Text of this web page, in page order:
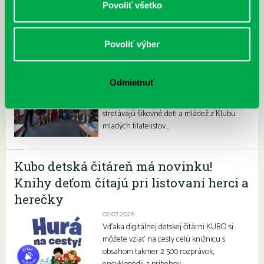
Povoliť všetko
Povoliť výber
Odmietnuť
Filatelisti ovládli olympiádu
06.07.2026
V priestoroch našej pobočky na
stretávajú šikovné deti a mládež z Klubu
mladých filatelistov…
Kubo detská čitáreň má novinku!
Knihy deťom čítajú pri listovaní herci a
herečky
02.07.2026
Vďaka digitálnej detskej čitárni KUBO si
môžete vziať na cesty celú knižnicu s
obsahom takmer 2 500 rozprávok,